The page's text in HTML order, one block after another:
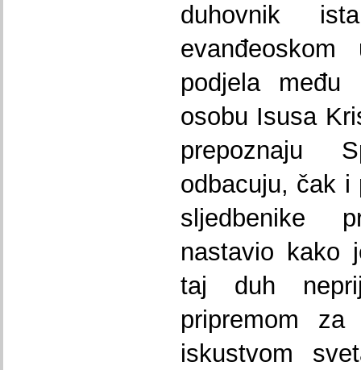
duhovnik
podjela
osobu Isusa
prepoznaju
odbacuju, čak i
sljedbenike
nastavio kako
taj duh
pripremom
iskustvom